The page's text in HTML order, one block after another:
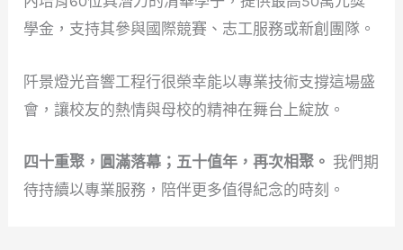
學金，支持其參與國際競賽、志工服務或新創團隊。
阡景燈光音響工程行很榮幸能以專業技術支撐這場盛
會，讓校友的熱情與母校的精神在舞台上綻放。
四十重聚，圓滿落幕；五十值年，再次相聚。 我們期
待持續以專業服務，陪伴更多值得紀念的時刻。